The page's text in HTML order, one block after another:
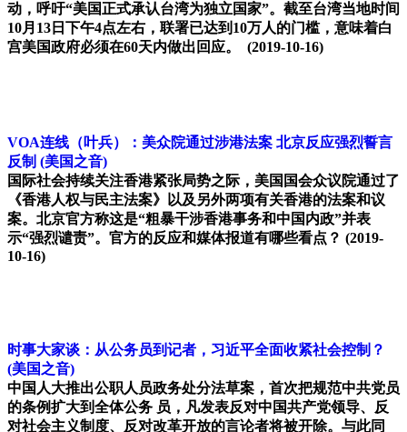
动，呼吁“美国正式承认台湾为独立国家”。截至台湾当地时间
10月13日下午4点左右，联署已达到10万人的门槛，意味着白
宫美国政府必须在60天内做出回应。
(2019-10-16)
VOA连线（叶兵）：美众院通过涉港法案 北京反应强烈誓言
反制 (美国之音)
国际社会持续关注香港紧张局势之际，美国国会众议院通过了
《香港人权与民主法案》以及另外两项有关香港的法案和议
案。北京官方称这是“粗暴干涉香港事务和中国内政”并表
示“强烈谴责”。官方的反应和媒体报道有哪些看点？ (2019-
10-16)
时事大家谈：从公务员到记者，习近平全面收紧社会控制？
(美国之音)
中国人大推出公职人员政务处分法草案，首次把规范中共党员
的条例扩大到全体公务 员，凡发表反对中国共产党领导、反
对社会主义制度、反对改革开放的言论者将被开除。与此同